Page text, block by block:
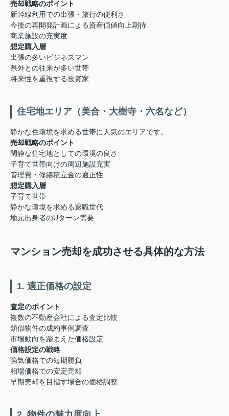
売却戦略のポイント
新幹線利用での出張・旅行の便利さ
今後の再開発計画による資産価値向上期待
商業施設の充実度
想定購入層
出張の多いビジネスマン
県外との往来が多い世帯
将来性を重視する投資家
住宅地エリア（美合・大樹寺・六名など）
静かな住環境を求める世帯に人気のエリアです。
売却戦略のポイント
閑静な住宅地としての環境の良さ
子育て世帯向けの周辺施設充実
管理費・修繕積立金の適正性
想定購入層
子育て世帯
静かな環境を求める退職世代
地元出身者のUターン需要
マンション売却を成功させる具体的な方法
1. 適正価格の設定
査定のポイント
複数の不動産会社による査定比較
類似物件の成約事例調査
市場動向を踏まえた価格設定
価格設定の戦略
強気価格での短期勝負
相場価格での安定売却
早期売却を目指す場合の価格調整